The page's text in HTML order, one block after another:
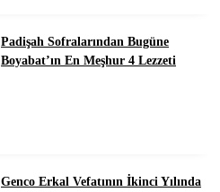
Padişah Sofralarından Bugüne
Boyabat’ın En Meşhur 4 Lezzeti
Genco Erkal Vefatının İkinci Yılında